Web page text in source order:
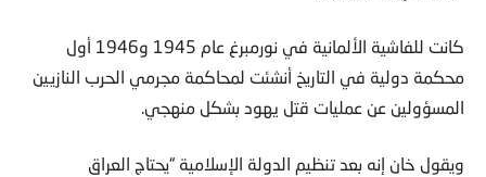
كانت للفاشية الألمانية في نورمبرغ عام 1945 و1946 أول
محكمة دولية في التاريخ أنشئت لمحاكمة مجرمي الحرب النازيين
المسؤولين عن عمليات قتل يهود بشكل منهجي.
ويقول خان إنه بعد تنظيم الدولة الإسلامية “يحتاج العراق